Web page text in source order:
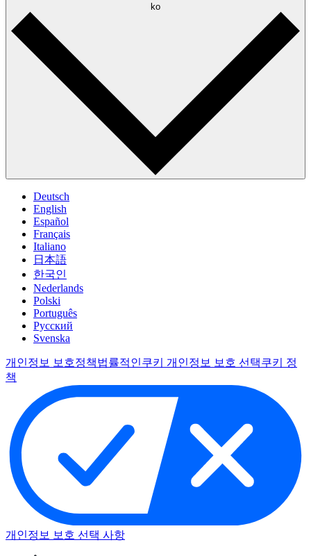
ko
Deutsch
English
Español
Français
Italiano
日本語
한국인
Nederlands
Polski
Português
Pусский
Svenska
개인정보 보호정책법률적인쿠키 개인정보 보호 선택쿠키 정
책
개인정보 보호 선택 사항